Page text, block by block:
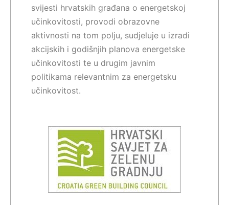
svijesti hrvatskih građana o energetskoj
učinkovitosti, provodi obrazovne
aktivnosti na tom polju, sudjeluje u izradi
akcijskih i godišnjih planova energetske
učinkovitosti te u drugim javnim
politikama relevantnim za energetsku
učinkovitost.